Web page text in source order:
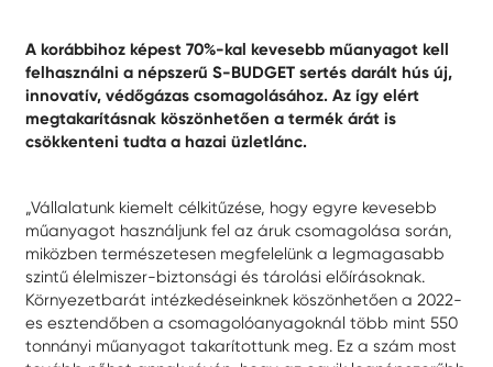
A korábbihoz képest 70%-kal kevesebb műanyagot kell
felhasználni a népszerű S-BUDGET sertés darált hús új,
innovatív, védőgázas csomagolásához. Az így elért
megtakarításnak köszönhetően a termék árát is
csökkenteni tudta a hazai üzletlánc.
„Vállalatunk kiemelt célkitűzése, hogy egyre kevesebb
műanyagot használjunk fel az áruk csomagolása során,
miközben természetesen megfelelünk a legmagasabb
szintű élelmiszer-biztonsági és tárolási előírásoknak.
Környezetbarát intézkedéseinknek köszönhetően a 2022-
es esztendőben a csomagolóanyagoknál több mint 550
tonnányi műanyagot takarítottunk meg. Ez a szám most